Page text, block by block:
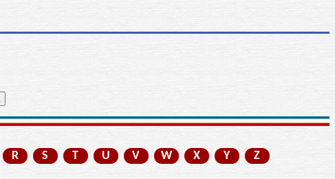
R S T U V W X Y Z